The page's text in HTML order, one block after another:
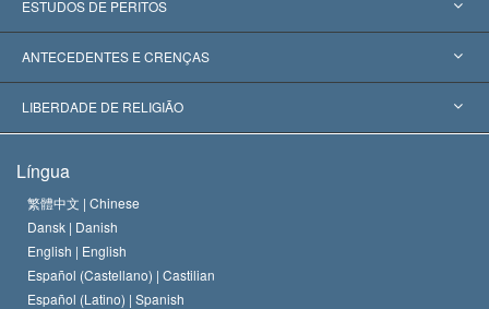
Estados Unidos
Reconhecimentos Mundiais
Decisões Históricas
ESTUDOS DE PERITOS
Apreciações por Categoria
Os Peritos Mais Proeminentes do Mundo
ANTECEDENTES E CRENÇAS
L. Ron Hubbard
O Credo da Igreja de Scientology
O Código de Um Scientologist
David Miscavige
LIBERDADE DE RELIGIÃO
Normas Internacionais de Direitos Humanos
Proclamação sobre Religião
Língua
繁體中文 | Chinese
Dansk | Danish
English | English
Español (Castellano) | Castilian
Español (Latino) | Spanish